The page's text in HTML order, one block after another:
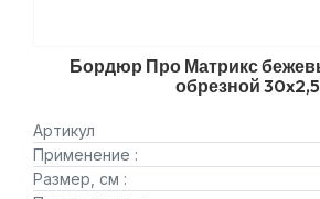
Бордюр Про Матрикс
обрезной 30x2,5
Артикул
Применение :
Размер, см :